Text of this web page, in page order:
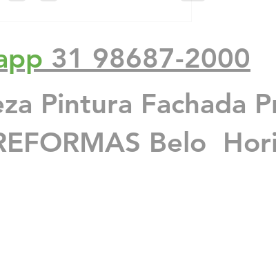
31 98687-2000
Pintura Fachada
Belo